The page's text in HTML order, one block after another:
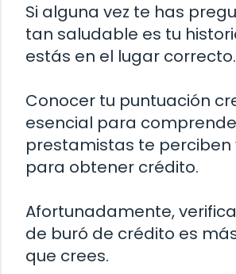
Si alguna vez te has
tan saludable es tu
estás en el lugar correcto.
Conocer tu puntuación
esencial para
prestamistas te perciben
para obtener crédito.
Afortunadamente,
de buró de crédito es
que crees.